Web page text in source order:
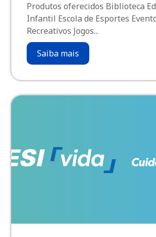
Produtos oferecidos Biblioteca
Infantil Escola de Esportes
Recreativos Jogos...
Saiba mais